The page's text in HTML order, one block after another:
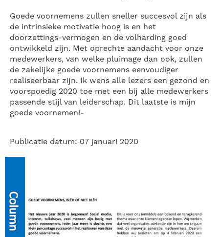
Goede voornemens zullen sneller succesvol zijn als
de intrinsieke motivatie hoog is en het
doorzettings-vermogen en de volharding goed
ontwikkeld zijn. Met oprechte aandacht voor onze
medewerkers, van welke pluimage dan ook, zullen
de zakelijke goede voornemens eenvoudiger
realiseerbaar zijn. Ik wens alle lezers een gezond en
voorspoedig 2020 toe met een bij alle medewerkers
passende stijl van leiderschap. Dit laatste is mijn
goede voornemen!-
Publicatie datum: 07 januari 2020